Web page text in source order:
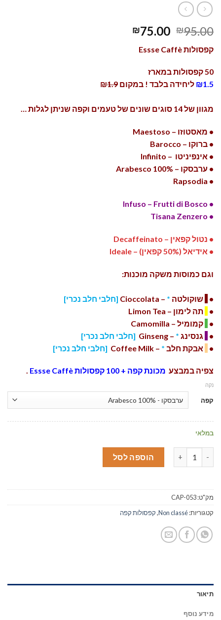
₪95.00
₪75.00
קפסולות Essse Caffè
50 קפסולות במארז
₪1.5 ליחידה בלבד ! במקום ₪ 1.9
מגוון של 14 סוגים שונים של טעמים וקפה שניתן לגלות …
• מאסטוזו – Maestoso
• ברוקו – Barocco
• אינפיניטו – Infinito
• ערבסקו – Arabesco 100%
• Rapsodia
• Infuso – Frutti di Bosco
• Tisana Zenzero
• נטול קפאין – Decaffeinato
• אידיאל (50% קפאין) – Ideale
וגם כמוסות משקה מוכנות:
• שוקולטה *
– Cioccolata
[חלבי חלב נכרי]
•
תה לימון – Limon Tea
•
קמומיל – Camomilla
•
גנסינג *
– Ginseng
[חלבי חלב נכרי]
•
אבקת חלב *
– Coffee Milk [חלבי חלב נכרי]
צפיה במבצע מכונת קפה + 100 קפסולות Essse Caffè .
קפה
נקה
במלאי
הוספה לסל
מק"ט:CAP-053
קטגוריות:Non classé
,קפסולות קפה
תיאור
מידע נוסף